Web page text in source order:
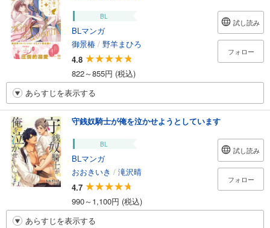
BL
BLマンガ
御景椿 / 野羊まひろ
4.8
822～855円 (税込)
試し読み
フォロー
あらすじを表示する
守銭奴騎士が俺を泣かせようとしています
BL
BLマンガ
おおきいき / 滝沢晴
4.7
990～1,100円 (税込)
試し読み
フォロー
あらすじを表示する